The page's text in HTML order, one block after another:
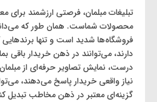
تبلیغات مبلمان، فرصتی ارزشمند
محصولات شماست. همان طور که
فروشگاه‌ها شدید است و تنها برندهایی
دارند، می‌توانند در ذهن خریدار باقی
درست، نمایش تصاویر حرفه‌ای از
نیاز واقعی خریدار پاسخ می‌دهند،
گزینه‌ای معتبر در ذهن مخاطب تبدیل